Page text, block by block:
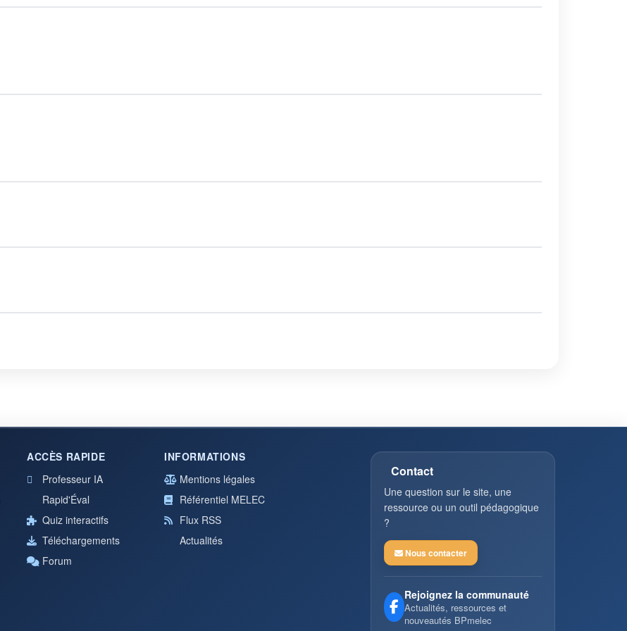
ACCÈS RAPIDE
Professeur IA
Rapid'Éval
Quiz interactifs
Téléchargements
Forum
INFORMATIONS
Mentions légales
Référentiel MELEC
Flux RSS
Actualités
Contact
Une question sur le site, une
ressource ou un outil pédagogique
?
Nous contacter
Rejoignez la communauté
Actualités, ressources et
nouveautés BPmelec